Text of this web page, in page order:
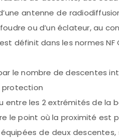
antenne de
ou d’un éclateur, au
définit dans les normes NF
le nombre de descentes
protection
entre les 2 extrémités de la
le point où la proximité est
de deux